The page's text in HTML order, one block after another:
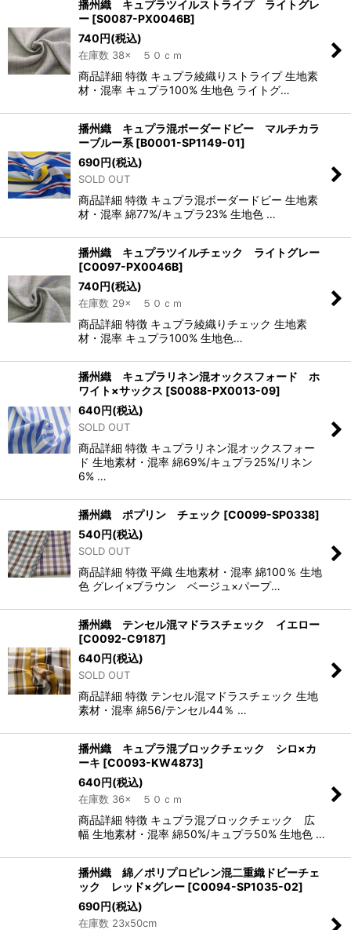
播州織 キュプラツイルストライプ ライトグレ
ー [S0087-PX0046B]
740円(税込)
在庫数 38× ５０ｃｍ
商品詳細 特徴 キュプラ綾織りストライプ 生地素
材・混率 キュプラ100% 生地色 ライトグ…
播州織 キュプラ混ボーダードビー マルチカラ
ーブルー系 [B0001-SP1149-01]
690円(税込)
SOLD OUT
商品詳細 特徴 キュプラ混ボーダードビー 生地素
材・混率 綿77%/キュプラ23% 生地色 …
播州織 キュプラツイルチェック ライトグレー
[C0097-PX0046B]
740円(税込)
在庫数 29× ５０ｃｍ
商品詳細 特徴 キュプラ綾織りチェック 生地素
材・混率 キュプラ100% 生地色…
播州織 キュプラリネン混オックスフォード ホ
ワイト×サックス [S0088-PX0013-09]
640円(税込)
SOLD OUT
商品詳細 特徴 キュプラリネン混オックスフォー
ド 生地素材・混率 綿69%/キュプラ25%/リネン
6% …
播州織 ポプリン チェック [C0099-SP0338]
540円(税込)
SOLD OUT
商品詳細 特徴 平織 生地素材・混率 綿100％ 生地
色 グレイ×ブラウン ベージュ×パープ…
播州織 テンセル混マドラスチェック イエロー
[C0092-C9187]
640円(税込)
SOLD OUT
商品詳細 特徴 テンセル混マドラスチェック 生地
素材・混率 綿56/テンセル44％ …
播州織 キュプラ混ブロックチェック シロ×カ
ーキ [C0093-KW4873]
640円(税込)
在庫数 36× ５０ｃｍ
商品詳細 特徴 キュプラ混ブロックチェック 広
幅 生地素材・混率 綿50%/キュプラ50% 生地色 …
播州織 綿／ポリプロピレン混二重織ドビーチェ
ック レッド×グレー [C0094-SP1035-02]
690円(税込)
在庫数 23x50cm